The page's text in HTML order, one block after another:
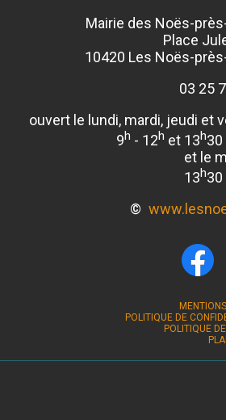
Mairie des Noës-
Place
10420 Les Noës-
03 25
ouvert le lundi, mardi, jeudi et
9h - 12h et 13h30
et le
13h30
©
POLITIQUE DE
POLITIQUE